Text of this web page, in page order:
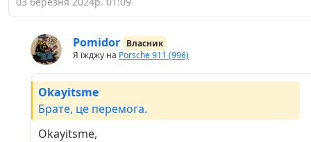
Pomidor Власник
Я їжджу на Porsche 911 (996)
Okayitsme
Брате, це перемога.
Okayitsme,